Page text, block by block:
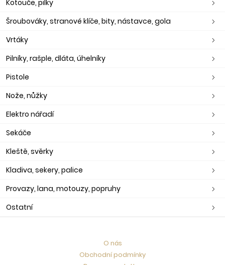
Kotouče, pilky
Šroubováky, stranové klíče, bity, nástavce, gola
Vrtáky
Pilníky, rašple, dláta, úhelníky
Pistole
Nože, nůžky
Elektro nářadí
Sekáče
Kleště, svěrky
Kladiva, sekery, palice
Provazy, lana, motouzy, popruhy
Ostatní
O nás
Obchodní podmínky